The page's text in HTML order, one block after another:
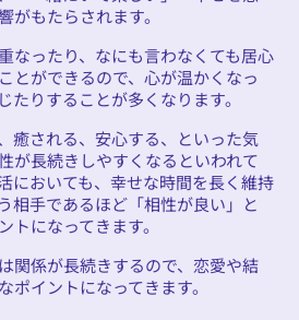
がもたらされます。
なったり、なにも言わなくても居心
とができるので、心が温かくなっ
たりすることが多くなります。
癒される、安心する、といった気
が長続きしやすくなるといわれて
においても、幸せな時間を長く維持
相手であるほど「相性が良い」と
トになってきます。
関係が長続きするので、恋愛や結
ポイントになってきます。